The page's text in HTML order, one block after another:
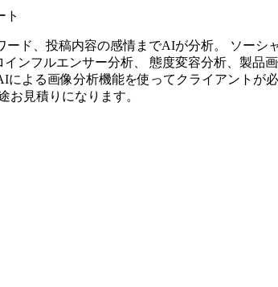
ト
ド、投稿内容の感情までAIが分析。 ソーシ
ンフルエンサー分析、 態度変容分析、製品
よる画像分析機能を使ってクライアントが
見積りになります。